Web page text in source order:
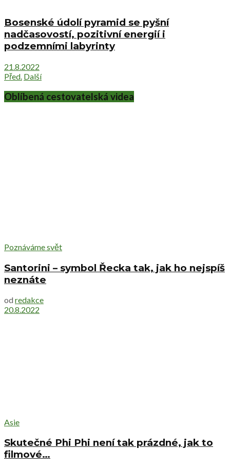
Bosenské údolí pyramid se pyšní
nadčasovostí, pozitivní energií i
podzemními labyrinty
21.8.2022
Před. Další
Oblíbená cestovatelská videa
Poznáváme svět
Santorini – symbol Řecka tak, jak ho nejspíš
neznáte
od redakce
20.8.2022
Asie
Skutečné Phi Phi není tak prázdné, jak to
filmové…